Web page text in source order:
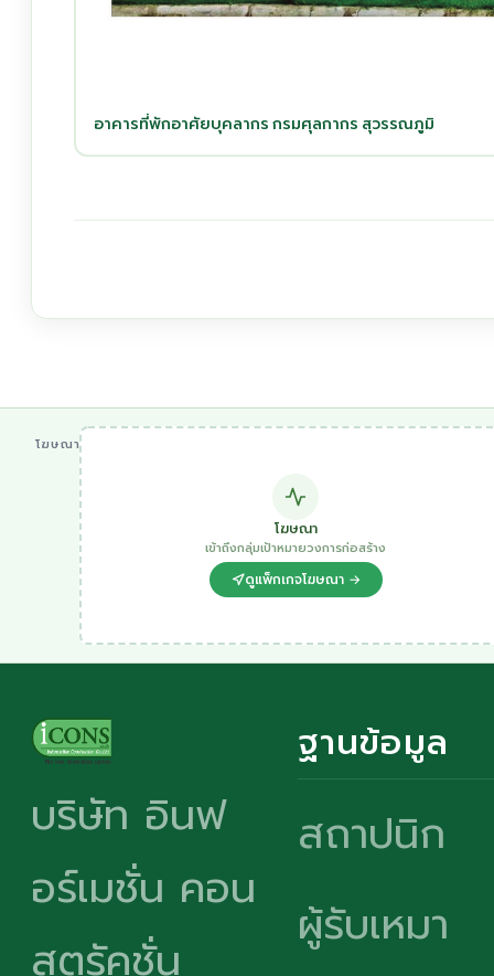
อาคารที่พักอาศัยบุคลากร กรมศุลกากร สุวรรณภูมิ
โฆษณา
โฆษณา
เข้าถึงกลุ่มเป้าหมายวงการก่อสร้าง
ดูแพ็กเกจโฆษณา →
บริษัท อินฟ
อร์เมชั่น คอน
สตรัคชั่น
ฐานข้อมูล
สถาปนิก
ผู้รับเหมา